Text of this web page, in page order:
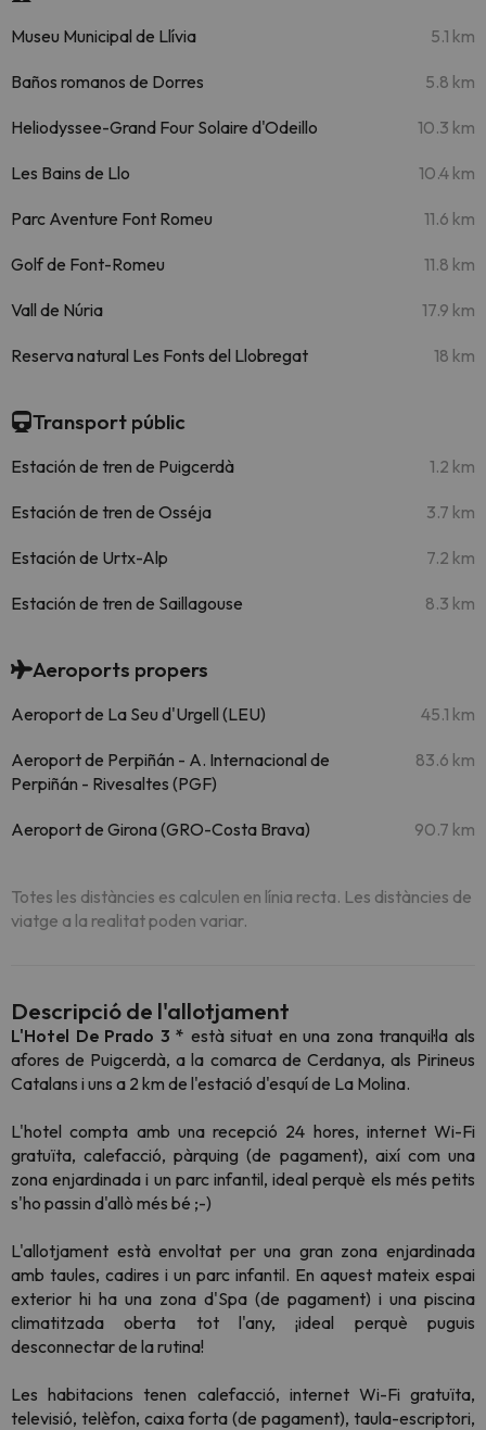
Museu Municipal de Llívia 5.1 km
Baños romanos de Dorres 5.8 km
Heliodyssee-Grand Four Solaire d'Odeillo 10.3 km
Les Bains de Llo 10.4 km
Parc Aventure Font Romeu 11.6 km
Golf de Font-Romeu 11.8 km
Vall de Núria 17.9 km
Reserva natural Les Fonts del Llobregat 18 km
Transport públic
Estación de tren de Puigcerdà 1.2 km
Estación de tren de Osséja 3.7 km
Estación de Urtx-Alp 7.2 km
Estación de tren de Saillagouse 8.3 km
Aeroports propers
Aeroport de La Seu d'Urgell (LEU) 45.1 km
Aeroport de Perpiñán - A. Internacional de
Perpiñán - Rivesaltes (PGF)
83.6 km
Aeroport de Girona (GRO-Costa Brava) 90.7 km
Totes les distàncies es calculen en línia recta. Les distàncies de
viatge a la realitat poden variar.
Descripció de l'allotjament
L'Hotel De Prado 3 * està situat en una zona tranquil·la als
afores de Puigcerdà, a la comarca de Cerdanya, als Pirineus
Catalans i uns a 2 km de l'estació d'esquí de La Molina.
L'hotel compta amb una recepció 24 hores, internet Wi-Fi
gratuïta, calefacció, pàrquing (de pagament), així com una
zona enjardinada i un parc infantil, ideal perquè els més petits
s'ho passin d'allò més bé ;-)
L'allotjament està envoltat per una gran zona enjardinada
amb taules, cadires i un parc infantil. En aquest mateix espai
exterior hi ha una zona d'Spa (de pagament) i una piscina
climatitzada oberta tot l'any, ¡ideal perquè puguis
desconnectar de la rutina!
Les habitacions tenen calefacció, internet Wi-Fi gratuïta,
televisió, telèfon, caixa forta (de pagament), taula-escriptori,